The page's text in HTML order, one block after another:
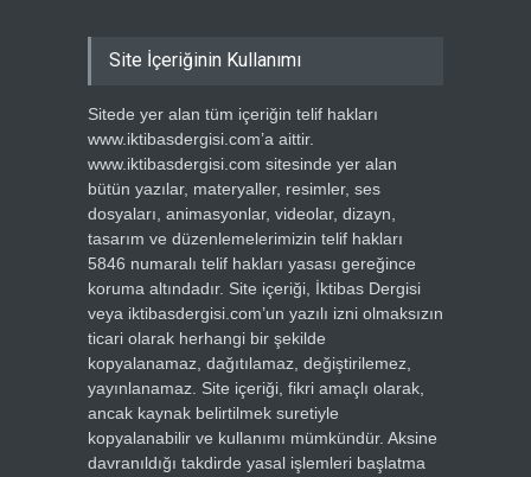
Site İçeriğinin Kullanımı
Sitede yer alan tüm içeriğin telif hakları
www.iktibasdergisi.com’a aittir.
www.iktibasdergisi.com sitesinde yer alan
bütün yazılar, materyaller, resimler, ses
dosyaları, animasyonlar, videolar, dizayn,
tasarım ve düzenlemelerimizin telif hakları
5846 numaralı telif hakları yasası gereğince
koruma altındadır. Site içeriği, İktibas Dergisi
veya iktibasdergisi.com’un yazılı izni olmaksızın
ticari olarak herhangi bir şekilde
kopyalanamaz, dağıtılamaz, değiştirilemez,
yayınlanamaz. Site içeriği, fikri amaçlı olarak,
ancak kaynak belirtilmek suretiyle
kopyalanabilir ve kullanımı mümkündür. Aksine
davranıldığı takdirde yasal işlemleri başlatma